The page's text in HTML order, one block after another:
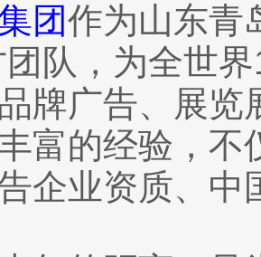
团作为山东青
队，为全世
牌广告、展览
富的经验，不
企业资质、